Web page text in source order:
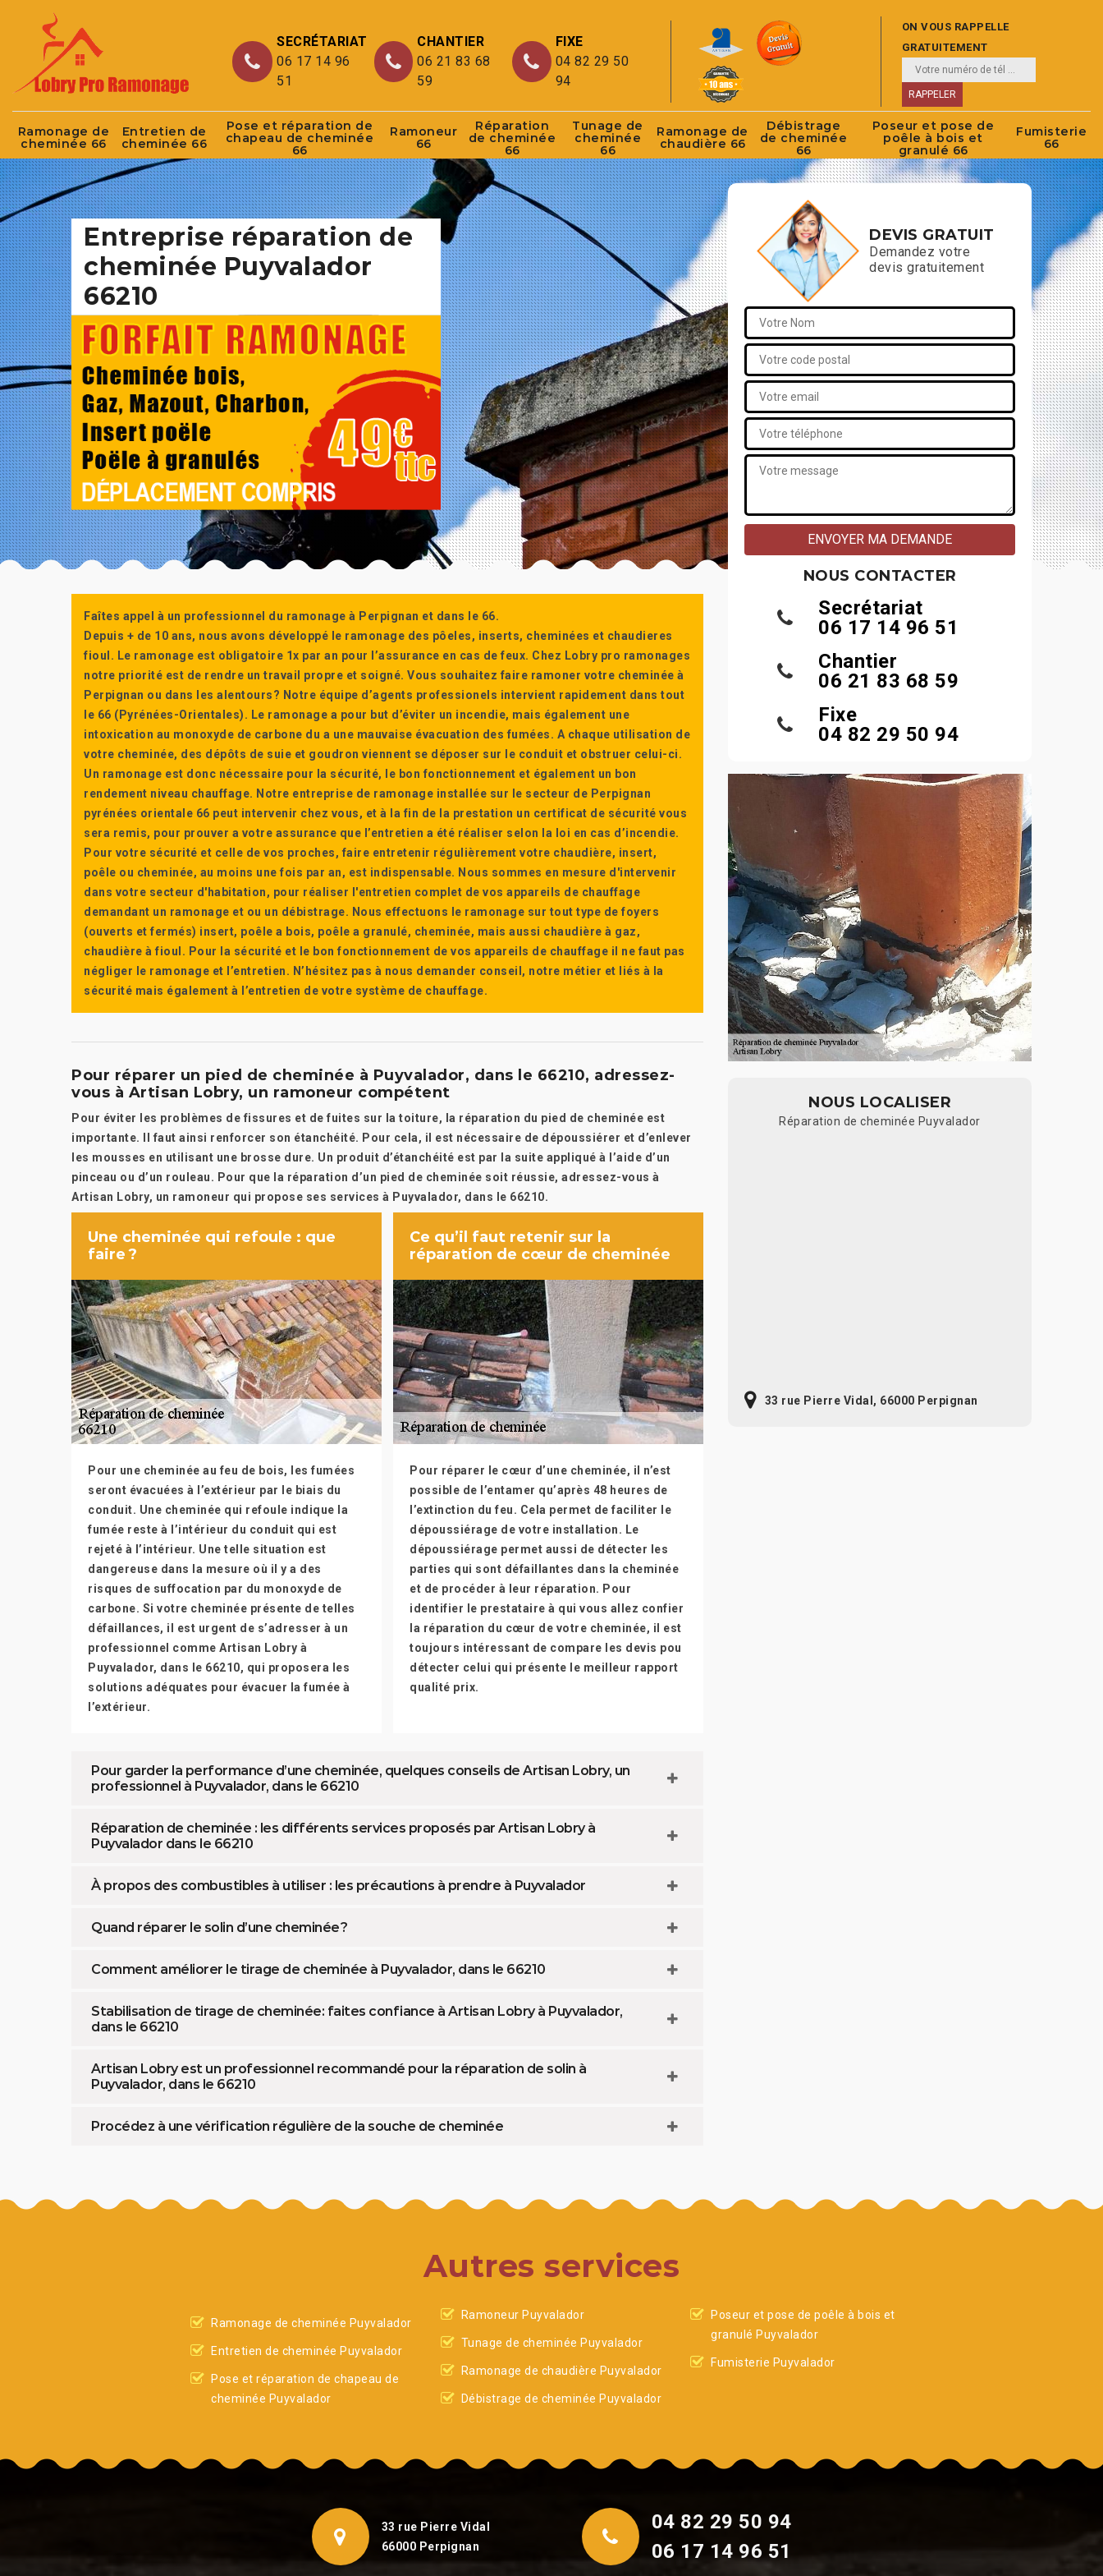
SECRÉTARIAT
06 17 14 96
51
CHANTIER
06 21 83 68
59
FIXE
04 82 29 50
94
ON VOUS RAPPELLE
GRATUITEMENT
Ramonage de
cheminée 66
Entretien de
cheminée 66
Pose et réparation de
chapeau de cheminée
66
Ramoneur
66
Réparation
de cheminée
66
Tunage de
cheminée
66
Ramonage de
chaudière 66
Débistrage
de cheminée
66
Poseur et pose de
poêle à bois et
granulé 66
Fumisterie
66
Entreprise réparation de
cheminée Puyvalador
66210
Faîtes appel à un professionnel du ramonage à Perpignan et dans le 66.
Depuis + de 10 ans, nous avons développé le ramonage des pôeles, inserts, cheminées et chaudieres
fioul. Le ramonage est obligatoire 1x par an pour l’assurance en cas de feux. Chez Lobry pro ramonages
notre priorité est de rendre un travail propre et soigné. Vous souhaitez faire ramoner votre cheminée à
Perpignan ou dans les alentours? Notre équipe d’agents professionels intervient rapidement dans tout
le 66 (Pyrénées-Orientales). Le ramonage a pour but d’éviter un incendie, mais également une
intoxication au monoxyde de carbone du a une mauvaise évacuation des fumées. A chaque utilisation de
votre cheminée, des dépôts de suie et goudron viennent se déposer sur le conduit et obstruer celui-ci.
Un ramonage est donc nécessaire pour la sécurité, le bon fonctionnement et également un bon
rendement niveau chauffage. Notre entreprise de ramonage installée sur le secteur de Perpignan
pyrénées orientale 66 peut intervenir chez vous, et à la fin de la prestation un certificat de sécurité vous
sera remis, pour prouver a votre assurance que l’entretien a été réaliser selon la loi en cas d’incendie.
Pour votre sécurité et celle de vos proches, faire entretenir régulièrement votre chaudière, insert,
poêle ou cheminée, au moins une fois par an, est indispensable. Nous sommes en mesure d'intervenir
dans votre secteur d'habitation, pour réaliser l'entretien complet de vos appareils de chauffage
demandant un ramonage et ou un débistrage. Nous effectuons le ramonage sur tout type de foyers
(ouverts et fermés) insert, poêle a bois, poêle a granulé, cheminée, mais aussi chaudière à gaz,
chaudière à fioul. Pour la sécurité et le bon fonctionnement de vos appareils de chauffage il ne faut pas
négliger le ramonage et l’entretien. N’hésitez pas à nous demander conseil, notre métier et liés à la
sécurité mais également à l’entretien de votre système de chauffage.
Pour réparer un pied de cheminée à Puyvalador, dans le 66210, adressez-
vous à Artisan Lobry, un ramoneur compétent
Pour éviter les problèmes de fissures et de fuites sur la toiture, la réparation du pied de cheminée est
importante. Il faut ainsi renforcer son étanchéité. Pour cela, il est nécessaire de dépoussiérer et d’enlever
les mousses en utilisant une brosse dure. Un produit d’étanchéité est par la suite appliqué à l’aide d’un
pinceau ou d’un rouleau. Pour que la réparation d’un pied de cheminée soit réussie, adressez-vous à
Artisan Lobry, un ramoneur qui propose ses services à Puyvalador, dans le 66210.
Une cheminée qui refoule : que
faire ?
Pour une cheminée au feu de bois, les fumées
seront évacuées à l’extérieur par le biais du
conduit. Une cheminée qui refoule indique la
fumée reste à l’intérieur du conduit qui est
rejeté à l’intérieur. Une telle situation est
dangereuse dans la mesure où il y a des
risques de suffocation par du monoxyde de
carbone. Si votre cheminée présente de telles
défaillances, il est urgent de s’adresser à un
professionnel comme Artisan Lobry à
Puyvalador, dans le 66210, qui proposera les
solutions adéquates pour évacuer la fumée à
l’extérieur.
Ce qu’il faut retenir sur la
réparation de cœur de cheminée
Pour réparer le cœur d’une cheminée, il n’est
possible de l’entamer qu’après 48 heures de
l’extinction du feu. Cela permet de faciliter le
dépoussiérage de votre installation. Le
dépoussiérage permet aussi de détecter les
parties qui sont défaillantes dans la cheminée
et de procéder à leur réparation. Pour
identifier le prestataire à qui vous allez confier
la réparation du cœur de votre cheminée, il est
toujours intéressant de compare les devis pou
détecter celui qui présente le meilleur rapport
qualité prix.
Pour garder la performance d’une cheminée, quelques conseils de Artisan Lobry, un
professionnel à Puyvalador, dans le 66210
Réparation de cheminée : les différents services proposés par Artisan Lobry à
Puyvalador dans le 66210
À propos des combustibles à utiliser : les précautions à prendre à Puyvalador
Quand réparer le solin d’une cheminée ?
Comment améliorer le tirage de cheminée à Puyvalador, dans le 66210
Stabilisation de tirage de cheminée: faites confiance à Artisan Lobry à Puyvalador,
dans le 66210
Artisan Lobry est un professionnel recommandé pour la réparation de solin à
Puyvalador, dans le 66210
Procédez à une vérification régulière de la souche de cheminée
DEVIS GRATUIT
Demandez votre
devis gratuitement
NOUS CONTACTER
Secrétariat
06 17 14 96 51
Chantier
06 21 83 68 59
Fixe
04 82 29 50 94
NOUS LOCALISER
Réparation de cheminée Puyvalador
33 rue Pierre Vidal, 66000 Perpignan
Autres services
Ramonage de cheminée Puyvalador
Entretien de cheminée Puyvalador
Pose et réparation de chapeau de
cheminée Puyvalador
Ramoneur Puyvalador
Tunage de cheminée Puyvalador
Ramonage de chaudière Puyvalador
Débistrage de cheminée Puyvalador
Poseur et pose de poêle à bois et
granulé Puyvalador
Fumisterie Puyvalador
33 rue Pierre Vidal
66000 Perpignan
04 82 29 50 94
06 17 14 96 51